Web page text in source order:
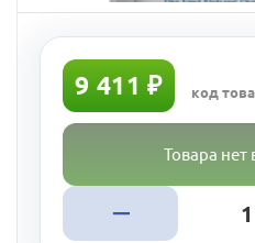
9 411 ₽ код
Товара нет